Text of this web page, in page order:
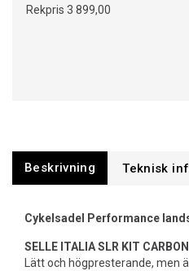
Rekpris 3 899,00
Beskrivning
Cykelsadel Performance
SELLE ITALIA SLR KIT
Lätt och högpresterande, men